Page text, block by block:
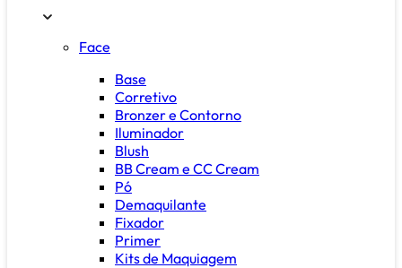
Face
Base
Corretivo
Bronzer e Contorno
Iluminador
Blush
BB Cream e CC Cream
Pó
Demaquilante
Fixador
Primer
Kits de Maquiagem